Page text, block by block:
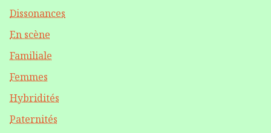
Dissonances
En scène
Familiale
Femmes
Hybridités
Paternités